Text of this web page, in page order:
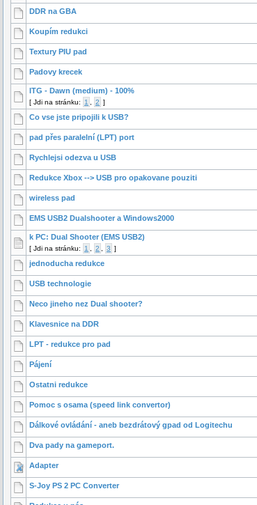
DDR na GBA
Koupím redukci
Textury PIU pad
Padovy krecek
ITG - Dawn (medium) - 100%
[ Jdi na stránku: 1 2 ]
Co vse jste pripojili k USB?
pad přes paralelní (LPT) port
Rychlejsi odezva u USB
Redukce Xbox --> USB pro opakovane pouziti
wireless pad
EMS USB2 Dualshooter a Windows2000
k PC: Dual Shooter (EMS USB2)
[ Jdi na stránku: 1 2 3 ]
jednoducha redukce
USB technologie
Neco jineho nez Dual shooter?
Klavesnice na DDR
LPT - redukce pro pad
Pájení
Ostatni redukce
Pomoc s osama (speed link convertor)
Dálkové ovládání - aneb bezdrátový gpad od Logitechu
Dva pady na gameport.
Adapter
S-Joy PS 2 PC Converter